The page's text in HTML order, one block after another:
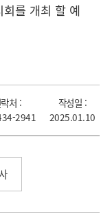
를 개최 할 예
처 :
2941
작성일 :
2025.01.10